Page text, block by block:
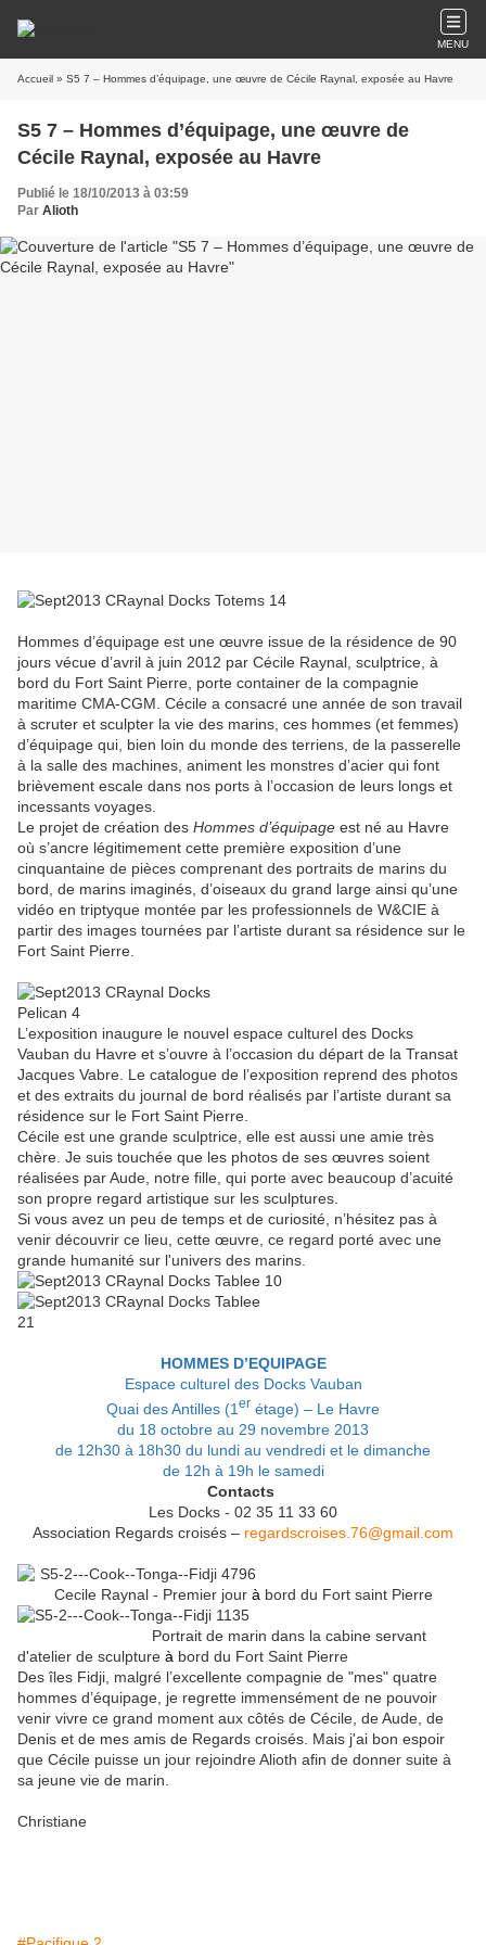
MENU
Accueil » S5 7 – Hommes d’équipage, une œuvre de Cécile Raynal, exposée au Havre
S5 7 – Hommes d’équipage, une œuvre de
Cécile Raynal, exposée au Havre
Publié le 18/10/2013 à 03:59
Par Alioth
Hommes d’équipage est une œuvre issue de la résidence de 90
jours vécue d’avril à juin 2012 par Cécile Raynal, sculptrice, à
bord du Fort Saint Pierre, porte container de la compagnie
maritime CMA-CGM. Cécile a consacré une année de son travail
à scruter et sculpter la vie des marins, ces hommes (et femmes)
d’équipage qui, bien loin du monde des terriens, de la passerelle
à la salle des machines, animent les monstres d’acier qui font
brièvement escale dans nos ports à l’occasion de leurs longs et
incessants voyages.
Le projet de création des Hommes d’équipage est né au Havre
où s’ancre légitimement cette première exposition d’une
cinquantaine de pièces comprenant des portraits de marins du
bord, de marins imaginés, d’oiseaux du grand large ainsi qu’une
vidéo en triptyque montée par les professionnels de W&CIE à
partir des images tournées par l’artiste durant sa résidence sur le
Fort Saint Pierre.
L’exposition inaugure le nouvel espace culturel des Docks
Vauban du Havre et s’ouvre à l’occasion du départ de la Transat
Jacques Vabre. Le catalogue de l’exposition reprend des photos
et des extraits du journal de bord réalisés par l’artiste durant sa
résidence sur le Fort Saint Pierre.
Cécile est une grande sculptrice, elle est aussi une amie très
chère. Je suis touchée que les photos de ses œuvres soient
réalisées par Aude, notre fille, qui porte avec beaucoup d’acuité
son propre regard artistique sur les sculptures.
Si vous avez un peu de temps et de curiosité, n’hésitez pas à
venir découvrir ce lieu, cette œuvre, ce regard porté avec une
grande humanité sur l'univers des marins.
HOMMES D’EQUIPAGE
Espace culturel des Docks Vauban
Quai des Antilles (1 er étage) – Le Havre
du 18 octobre au 29 novembre 2013
de 12h30 à 18h30 du lundi au vendredi et le dimanche
de 12h à 19h le samedi
Contacts
Les Docks - 02 35 11 33 60
Association Regards croisés – regardscroises.76@gmail.com
Cecile Raynal - Premier jour à bord du Fort saint Pierre
Portrait de marin dans la cabine servant
d'atelier de sculpture à bord du Fort Saint Pierre
Des îles Fidji, malgré l’excellente compagnie de "mes" quatre
hommes d’équipage, je regrette immensément de ne pouvoir
venir vivre ce grand moment aux côtés de Cécile, de Aude, de
Denis et de mes amis de Regards croisés. Mais j'ai bon espoir
que Cécile puisse un jour rejoindre Alioth afin de donner suite à
sa jeune vie de marin.
Christiane